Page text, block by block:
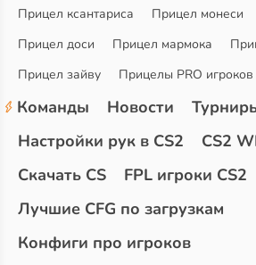
Прицел ксантариса
Прицел монеси
Прицел доси
Прицел мармока
Прицел зайву
Прицелы PRO игроков
Команды Новости
Настройки рук в CS2
CS2
Скачать CS
FPL игроки CS2
Лучшие CFG по загрузкам
Конфиги про игроков